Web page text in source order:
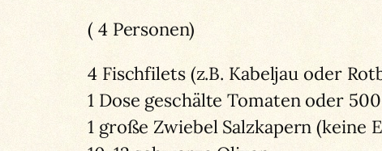
( 4 Personen)
4 Fischfilets (z.B. Kabeljau oder
1 Dose geschälte Tomaten oder
1 große Zwiebel Salzkapern (keine